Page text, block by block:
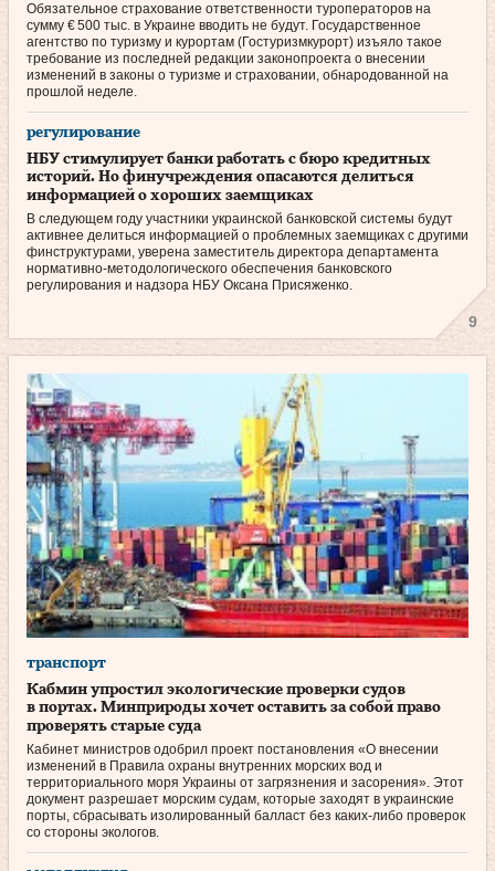
Обязательное страхование ответственности тур­операторов на
сумму € 500 тыс. в Украине вводить не будут. Государственное
агентство по туризму и курортам (Гостуризмкурорт) изъяло такое
требование из последней редакции законопроекта о внесении
изменений в законы о туризме и страховании, обнародованной на
прошлой неделе.
регулирование
НБУ стимулирует банки работать с бюро кредитных
историй. Но финучреждения опасаются делиться
информацией о хороших заемщиках
В следующем году участники украинской банковской системы будут
активнее делиться информацией о проблемных заемщиках с другими
финструктурами, уверена заместитель директора департамента
нормативно-методологического обеспечения банковского
регулирования и надзора НБУ Оксана Присяженко.
9
транспорт
Кабмин упростил экологические проверки судов
в портах. Минприроды хочет оставить за собой право
проверять старые суда
Кабинет министров одобрил проект постановления «О внесении
изменений в Правила охраны внутренних морских вод и
территориального моря Украины от загрязнения и засорения». Этот
документ разрешает морским судам, которые заходят в украинские
порты, сбрасывать изолированный балласт без каких‑либо проверок
со стороны экологов.